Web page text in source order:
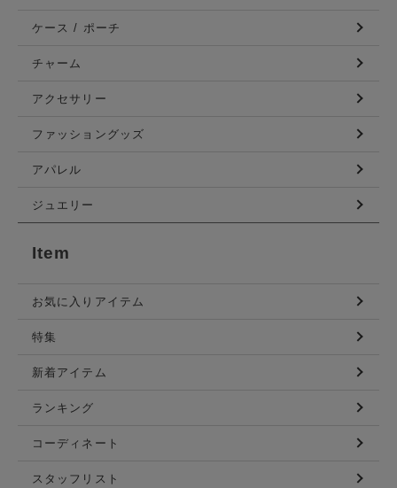
ケース / ポーチ
チャーム
アクセサリー
ファッショングッズ
アパレル
ジュエリー
Item
お気に入りアイテム
特集
新着アイテム
ランキング
コーディネート
スタッフリスト